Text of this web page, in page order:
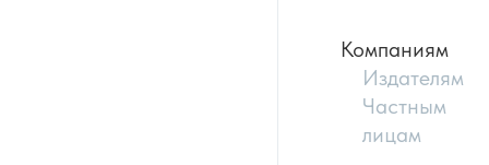
Компаниям
Издателям
Частным
лицам